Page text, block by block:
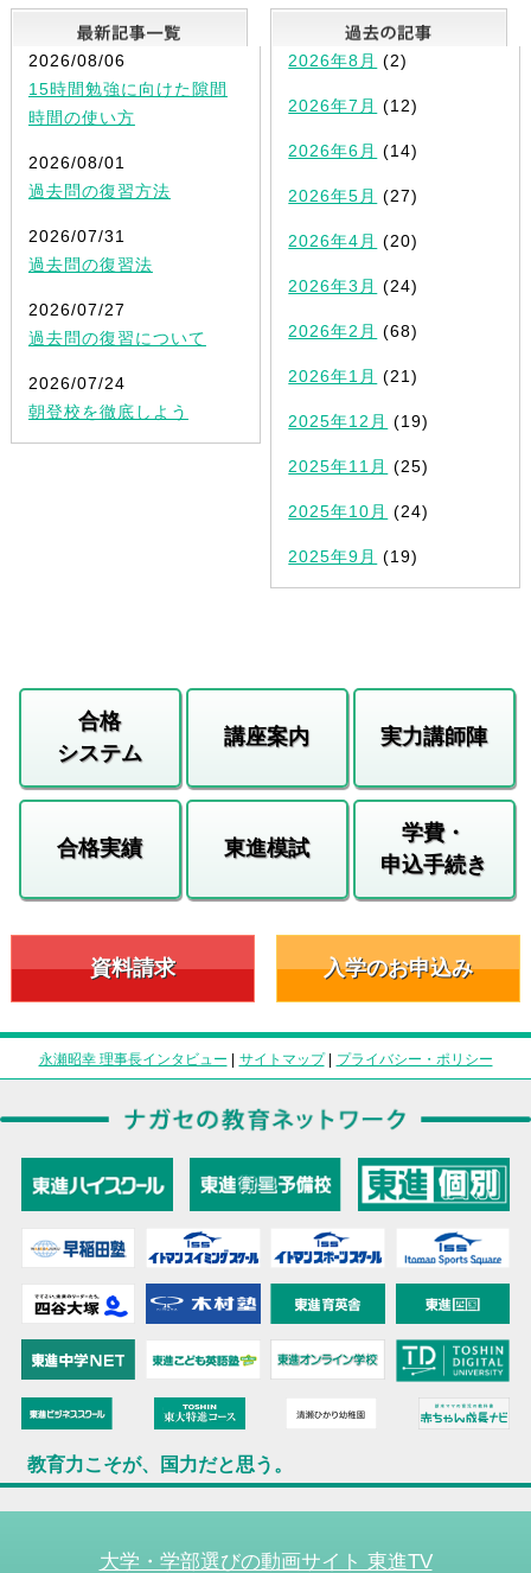
最新記事一覧
2026/08/06
15時間勉強に向けた隙間
時間の使い方
2026/08/01
過去問の復習方法
2026/07/31
過去問の復習法
2026/07/27
過去問の復習について
2026/07/24
朝登校を徹底しよう
2026年8月 (2)
2026年7月 (12)
2026年6月 (14)
2026年5月 (27)
2026年4月 (20)
2026年3月 (24)
2026年2月 (68)
2026年1月 (21)
2025年12月 (19)
2025年11月 (25)
2025年10月 (24)
2025年9月 (19)
合格
システム
講座案内 実力講師陣
合格実績 東進模試
学費・
申込手続き
資料請求 入学のお申込み
永瀬昭幸 理事長インタビュー | サイトマップ| プライバシー・ポリシー
教育力こそが、国力だと思う。
大学・学部選びの動画サイト 東進TV